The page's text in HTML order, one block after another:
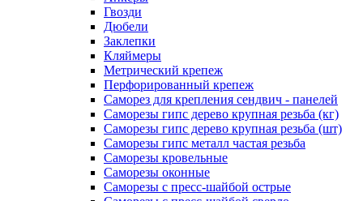
Гвозди
Дюбели
Заклепки
Кляймеры
Метрический крепеж
Перфорированный крепеж
Саморез для крепления сендвич - панелей
Саморезы гипс дерево крупная резьба (кг)
Саморезы гипс дерево крупная резьба (шт)
Саморезы гипс металл частая резьба
Саморезы кровельные
Саморезы оконные
Саморезы с пресс-шайбой острые